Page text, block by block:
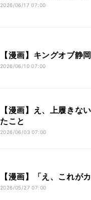
2026/06/17 07:00
【漫画】キングオブ静
2026/06/10 07:00
【漫画】え、上履きな
たこと
2026/06/03 07:00
【漫画】「え、これが
2026/05/27 07:00